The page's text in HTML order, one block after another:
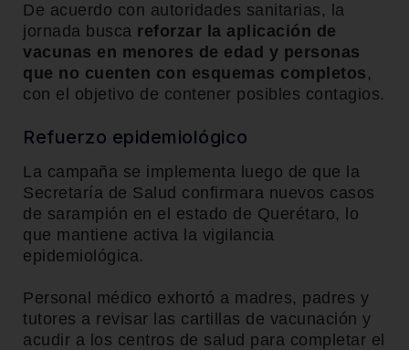
De acuerdo con autoridades sanitarias, la
jornada busca reforzar la aplicación de
vacunas en menores de edad y personas
que no cuenten con esquemas completos ,
con el objetivo de contener posibles contagios.
Refuerzo epidemiológico
La campaña se implementa luego de que la
Secretaría de Salud confirmara nuevos casos
de sarampión en el estado de Querétaro, lo
que mantiene activa la vigilancia
epidemiológica.
Personal médico exhortó a madres, padres y
tutores a revisar las cartillas de vacunación y
acudir a los centros de salud para completar el